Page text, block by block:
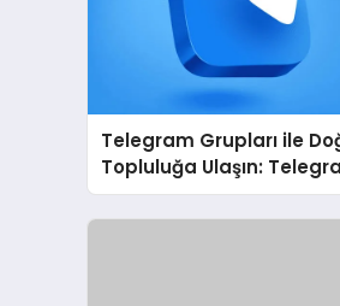
Telegram Grupları ile
Topluluğa Ulaşın:
İlgi Alanına Uygun Grup